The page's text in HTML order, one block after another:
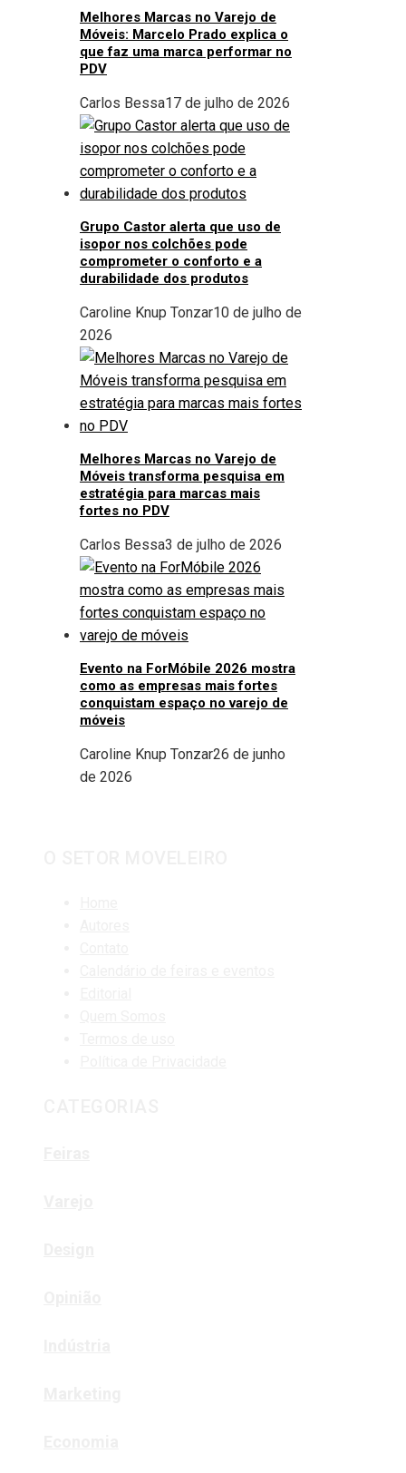
Melhores Marcas no Varejo de
Móveis: Marcelo Prado explica o
que faz uma marca performar no
PDV
Carlos Bessa17 de julho de 2026
Grupo Castor alerta que uso de
isopor nos colchões pode
comprometer o conforto e a
durabilidade dos produtos
Caroline Knup Tonzar10 de julho de
2026
Melhores Marcas no Varejo de
Móveis transforma pesquisa em
estratégia para marcas mais
fortes no PDV
Carlos Bessa3 de julho de 2026
Evento na ForMóbile 2026 mostra
como as empresas mais fortes
conquistam espaço no varejo de
móveis
Caroline Knup Tonzar26 de junho
de 2026